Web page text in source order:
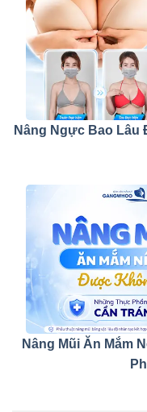
Nâng Ngực Bao Lâu
Nâng Mũi Ăn Mắm